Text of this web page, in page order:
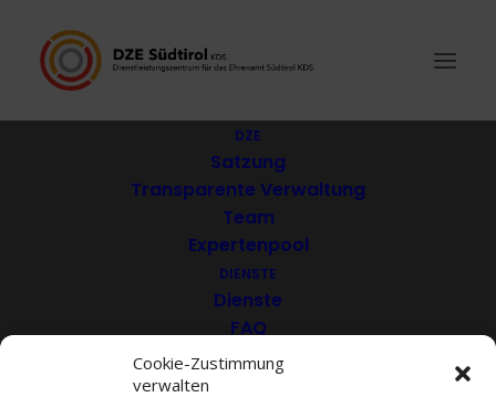
Cookie-Zustimmung
verwalten
DZE
Satzung
Transparente Verwaltung
Team
Expertenpool
DIENSTE
Dienste
FAQ
Download
Airsoft Südtirol ASV